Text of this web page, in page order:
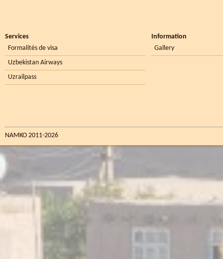
Services
Formalités de visa
Uzbekistan Airways
Uzrailpass
Information
Gallery
NAMKO 2011-2026